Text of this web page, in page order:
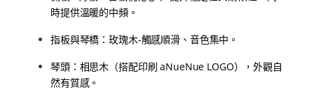
時提供溫暖的中頻。
指板與琴橋：玫瑰木-觸感順滑、音色集中。
琴頭：相思木（搭配印刷 aNueNue LOGO），外觀自
然有質感。